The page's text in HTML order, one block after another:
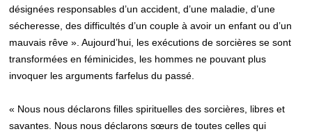
désignées responsables d’un accident, d’une maladie, d’une
sécheresse, des difficultés d’un couple à avoir un enfant ou d’un
mauvais rêve ». Aujourd’hui, les exécutions de sorcières se sont
transformées en féminicides, les hommes ne pouvant plus
invoquer les arguments farfelus du passé.
« Nous nous déclarons filles spirituelles des sorcières, libres et
savantes. Nous nous déclarons sœurs de toutes celles qui